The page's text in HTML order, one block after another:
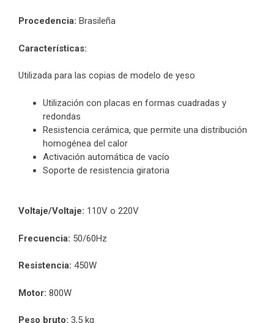
Procedencia: Brasileña
Características:
Utilizada para las copias de modelo de yeso
Utilización con placas en formas cuadradas y
redondas
Resistencia cerámica, que permite una distribución
homogénea del calor
Activación automática de vacío
Soporte de resistencia giratoria
Voltaje/Voltaje: 110V o 220V
Frecuencia: 50/60Hz
Resistencia: 450W
Motor: 800W
Peso bruto: 3,5 kg